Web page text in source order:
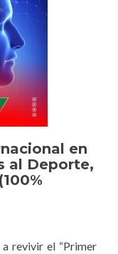
en
al Deporte,
revivir el “Primer